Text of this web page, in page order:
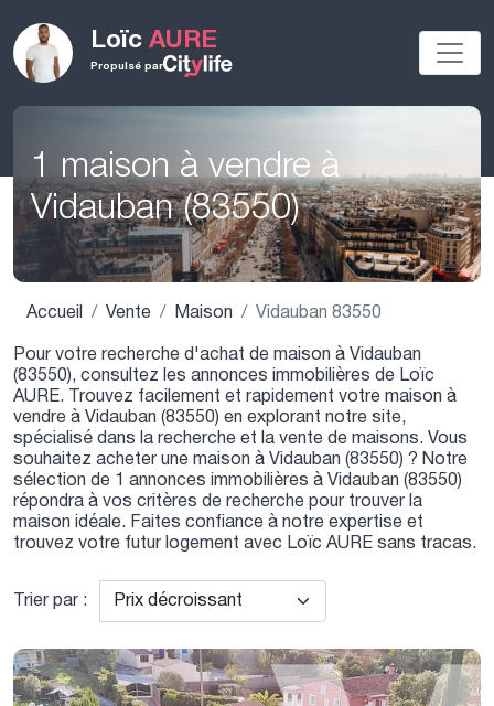
LoïcAURE
Propulsé par
1 maison à vendre à
Vidauban (83550)
Accueil Vente Maison
Vidauban 83550
Pour votre recherche d'achat de maison à Vidauban
(83550), consultez les annonces immobilières de Loïc
AURE. Trouvez facilement et rapidement votre maison à
vendre à Vidauban (83550) en explorant notre site,
spécialisé dans la recherche et la vente de maisons. Vous
souhaitez acheter une maison à Vidauban (83550) ? Notre
sélection de 1 annonces immobilières à Vidauban (83550)
répondra à vos critères de recherche pour trouver la
maison idéale. Faites confiance à notre expertise et
trouvez votre futur logement avec Loïc AURE sans tracas.
Trier par :